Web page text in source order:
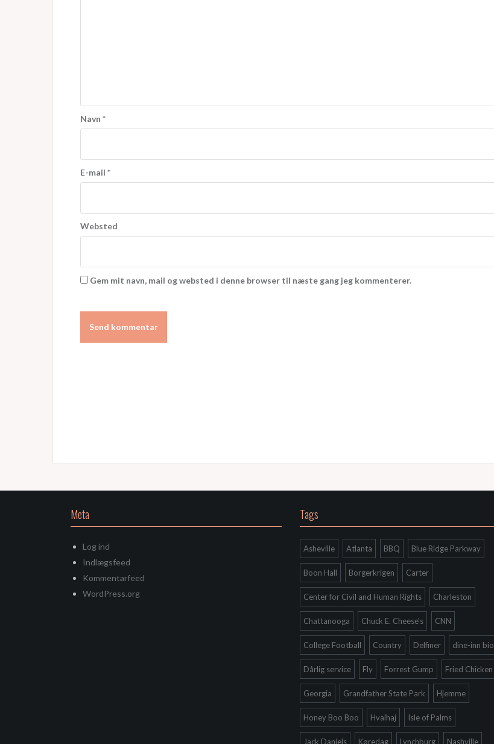
Navn *
E-mail *
Websted
Gem mit navn, mail og websted i denne browser til næste gang jeg kommenterer.
Meta
Log ind
Indlægsfeed
Kommentarfeed
WordPress.org
Tags
Asheville Atlanta BBQ Blue Ridge Parkway
Boon Hall Borgerkrigen Carter
Center for Civil and Human Rights Charleston
Chattanooga Chuck E. Cheese's CNN
College Football Country Delfiner dine-inn bio
Dårlig service Fly Forrest Gump Fried Chicken
Georgia Grandfather State Park Hjemme
Honey Boo Boo Hvalhaj Isle of Palms
Jack Daniels Køredag Lynchburg Nashville